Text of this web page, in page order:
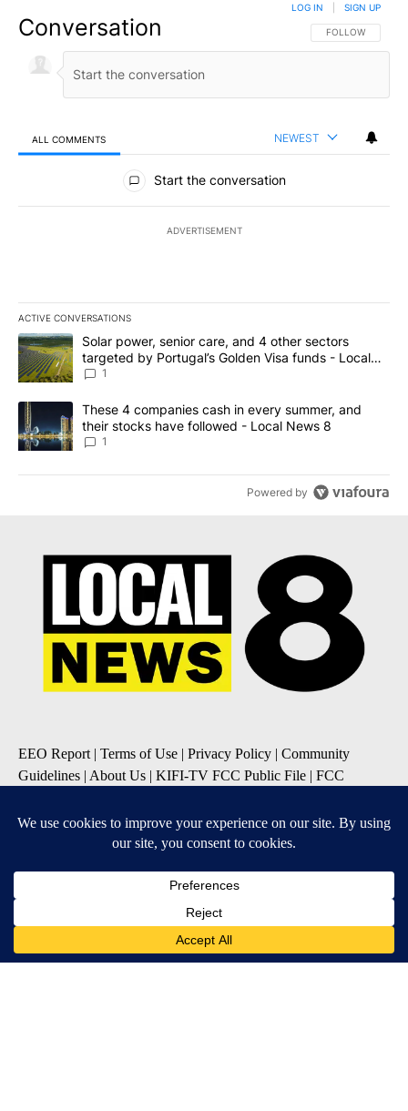
Conversation FOLLOW THIS
FOLLOW
LOG IN SIGN UP
ALL COMMENTS NEWEST
All Comments
Start the conversation
ADVERTISEMENT
ACTIVE CONVERSATIONS
The following is a list of the most commented articles in the last
A trending article titled "Solar power, senior care, and 4 other
Solar power, senior care, and 4 other sectors
targeted by Portugal’s Golden Visa funds - Local
News 8
1
A trending article titled "These 4 companies cash in every
These 4 companies cash in every summer, and
their stocks have followed - Local News 8
1
Powered by
EEO Report| Terms of Use | Privacy Policy | Community
Guidelines | About Us | KIFI-TV FCC Public File | FCC
Do Not Sell My Personal Information
Daily Weather Forecast